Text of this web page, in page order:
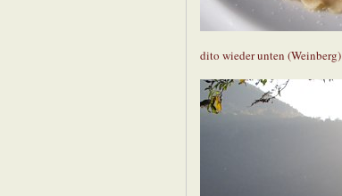
dito wieder unten (Weinberg)